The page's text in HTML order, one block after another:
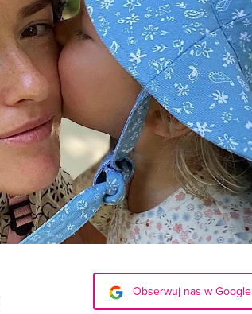
Obserwuj nas w Google